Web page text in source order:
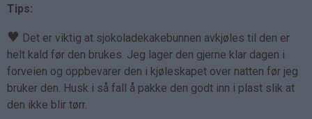
Tips:
♥ Det er viktig at sjokoladekakebunnen avkjøles til den er
helt kald før den brukes. Jeg lager den gjerne klar dagen i
forveien og oppbevarer den i kjøleskapet over natten før jeg
bruker den. Husk i så fall å pakke den godt inn i plast slik at
den ikke blir tørr.